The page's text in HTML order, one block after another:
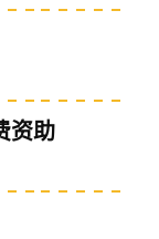
资助